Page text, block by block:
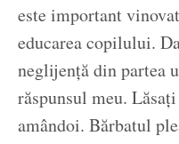
este important
educarea copilului.
neglijență din partea
răspunsul meu.
amândoi. Bărbatul